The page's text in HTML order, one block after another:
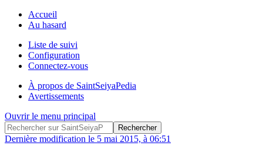
Accueil
Au hasard
Liste de suivi
Configuration
Connectez-vous
À propos de SaintSeiyaPedia
Avertissements
Ouvrir le menu principal
Dernière modification le 5 mai 2015, à 06:51